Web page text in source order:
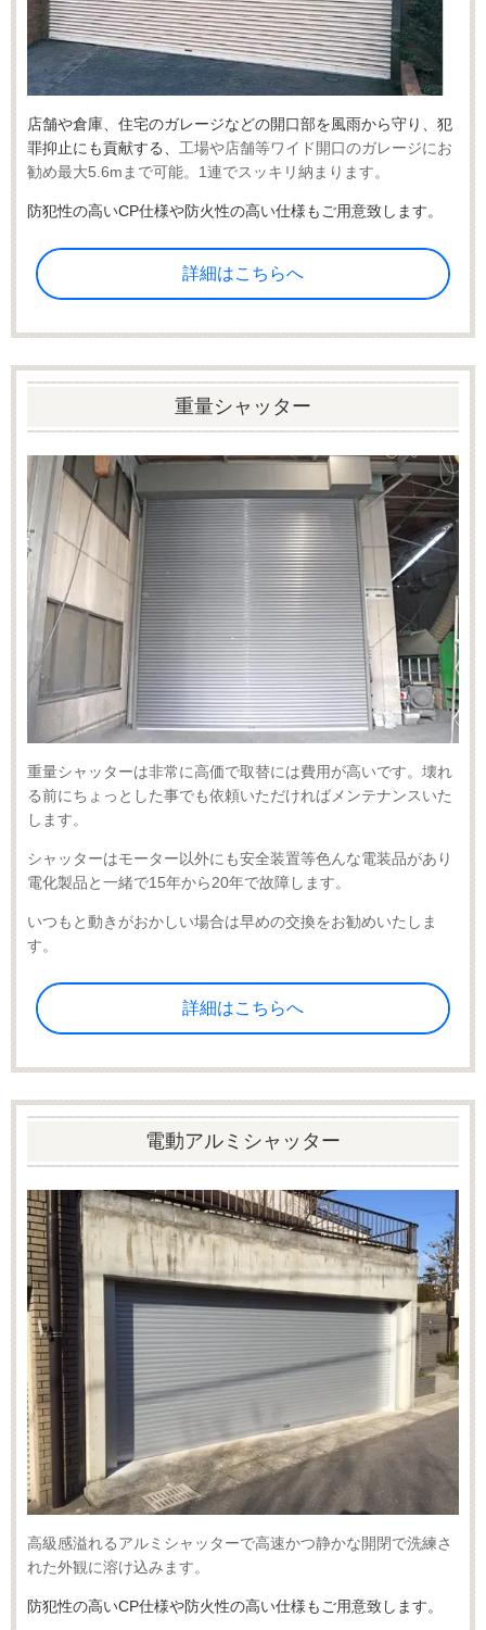
店舗や倉庫、住宅のガレージなどの開口部を風雨から守り、犯
罪抑止にも貢献する
工場や店舗等ワイド開口のガレージにお
勧め最大5.6mまで可能。1連でスッキリ納まります。
防犯性の高いCP仕様や防火性の高い仕様もご用意致します。
詳細はこちらへ
重量シャッター
重量シャッターは非常に高価で取替には費用が高いです。壊れ
る前にちょっとした事でも依頼いただければメンテナンスいた
します。
シャッターはモーター以外にも安全装置等色んな電装品があり
電化製品と一緒で15年から20年で故障します。
いつもと動きがおかしい場合は早めの交換をお勧めいたしま
す。
詳細はこちらへ
電動アルミシャッター
高級感溢れるアルミシャッターで高速かつ静かな開閉で洗練さ
れた外観に溶け込みます。
防犯性の高いCP仕様や防火性の高い仕様もご用意致します。